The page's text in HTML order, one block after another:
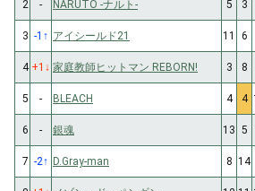
2
- NARUTO -ナルト- 5 3
3 -1 ↑ アイシールド21 11 6
4 +1 ↓ 家庭教師ヒットマン REBORN! 3 8
5
- BLEACH 4 4
6
- 銀魂 13 5
7 -2↑ D.Gray-man 8 14